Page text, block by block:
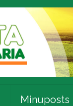
Minuposts